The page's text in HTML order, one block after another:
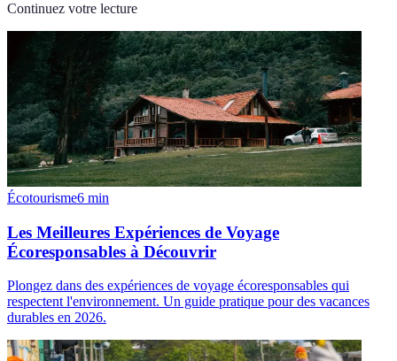
Continuez votre lecture
Écotourisme6 min
Les Meilleures Expériences de Voyage
Écoresponsables à Découvrir
Plongez dans des expériences de voyage écoresponsables qui
respectent l'environnement. Un guide pratique pour des vacances
durables en 2026.